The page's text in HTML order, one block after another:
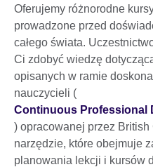
Oferujemy różnorodne
prowadzone przed
całego świata.
Ci zdobyć wiedzę
opisanych w ramie
nauczycieli (
Continuous Professional
) opracowanej przez
narzędzie, które obejmuje
planowania lekcji i kursów